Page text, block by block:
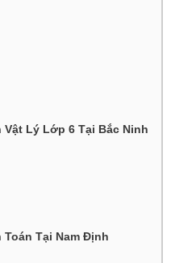
Vật Lý Lớp 6 Tại Bắc Ninh
Toán Tại Nam Định